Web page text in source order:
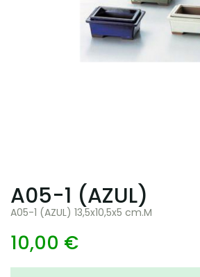
A05-1 (AZUL)
A05-1 (AZUL) 13,5x10,5x5 cm.M
10,00 €